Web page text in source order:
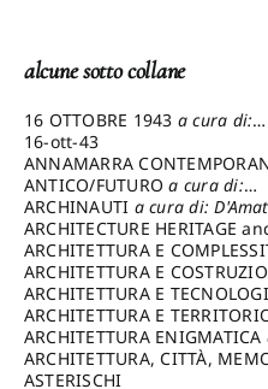
alcune sotto collane
16 OTTOBRE 1943 a cura di:
Pezzetti Marcello
16-ott-43
ANNAMARRA
ANTICO/FUTUROa cura di:
Varagnoli Claudio
ARCHINAUTI a cura di:
Claudio
ARCHITECTURE HERITAGE
DESIGN
ARCHITETTURA E
cura di: Piva Antonio
ARCHITETTURA E
cura di: Poretti Sergio
ARCHITETTURA E
cura di: Carrara Gianfranco
ARCHITETTURA E
cura di: Pietrogrande Enrico
ARCHITETTURA ENIGMATICA
cura di: Lenci Ruggero
ARCHITETTURA, CITTÀ,
a cura di: Valeriani Enrico
ASTERISCHI